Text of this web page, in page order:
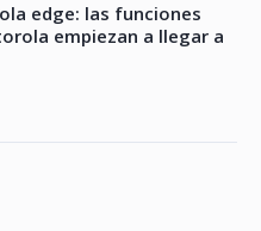
edge: las funciones
empiezan a llegar a